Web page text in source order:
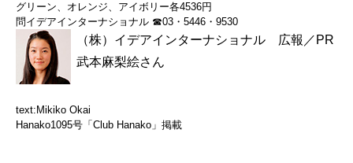
グリーン、オレンジ、アイボリー各4536円
問イデアインターナショナル ☎03・5446・9530
（株）イデアインターナショナル 広報／PR
武本麻梨絵さん
text:Mikiko Okai
Hanako1095号「Club Hanako」掲載